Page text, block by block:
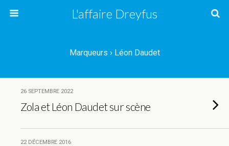
L'affaire Dreyfus
Marqueurs › Léon Daudet
26 SEPTEMBRE 2022
Zola et Léon Daudet sur scène
22 DÉCEMBRE 2016